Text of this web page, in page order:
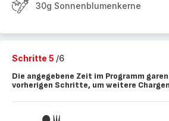
30g Sonnenblumenkerne
Schritte 5 /6
Die angegebene Zeit im Programm
vorherigen Schritte, um weitere